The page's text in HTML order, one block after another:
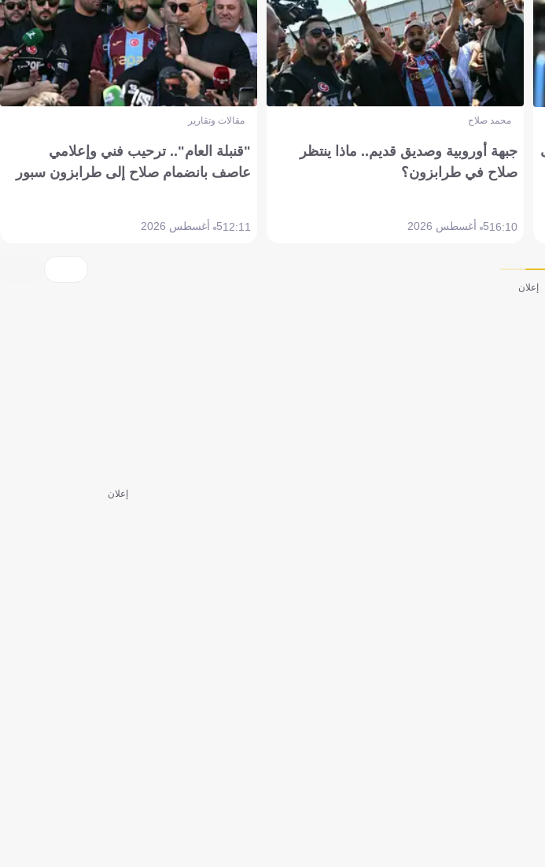
محمد صلاح
جبهة أوروبية وصديق قديم.. ماذا ينتظر
صلاح في طرابزون؟
16:105 أغسطس 2026
مقالات وتقارير
"قنبلة العام".. ترحيب فني وإعلامي
عاصف بانضمام صلاح إلى طرابزون سبور
12:115 أغسطس 2026
إعلان
إعلان